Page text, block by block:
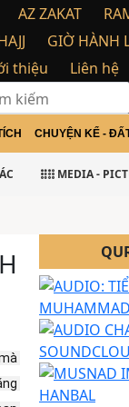
AZ ZAKAT
GIỜ HÀNH
thiệu
Liên hệ
CHUYỆN KỂ -
AlaikumMEDIA -